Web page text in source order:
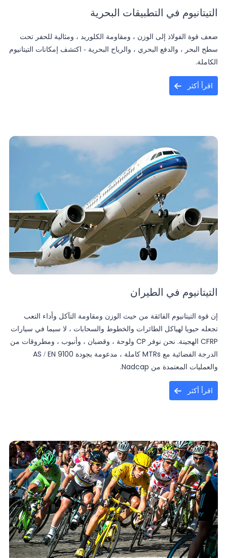
التيتانيوم في التطبيقات البحرية
ضعف قوة الفولاذ إلى الوزن ، ومقاومة الكلوريد ، ومثالية للحفر تحت
سطح البحر ، والدفع البحري ، والرياح البحرية - اكتشف إمكانات التيتانيوم
الكاملة.
اقرأ أكثر
التيتانيوم في الطيران
إن قوة التيتانيوم الفائقة من حيث الوزن ومقاومة التآكل وأداء التعب
تجعله حيويا لهياكل الطائرات والخطوط والسحابات ، لا سيما في سيارات
CFRP الهجينة. نحن نوفر CP ولوحة ، وقضبان ، وأنبوب ، ومطروقات من
الدرجة الفضائية مع MTRs كاملة ، مدعومة بجودة AS / EN 9100
والعمليات المعتمدة من Nadcap.
اقرأ أكثر